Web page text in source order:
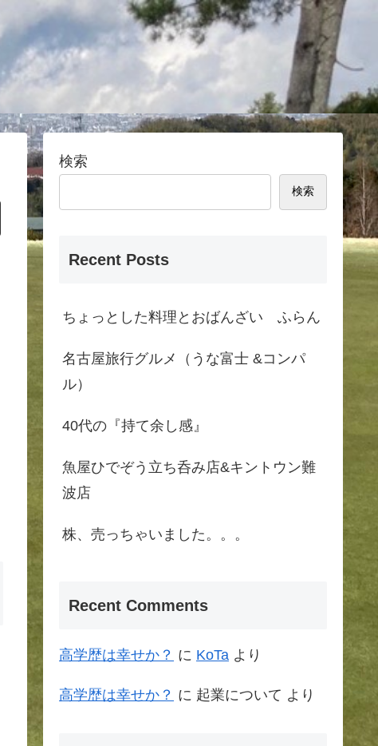
検索
検索
Recent Posts
ちょっとした料理とおばんざい ふらん
名古屋旅行グルメ（うな富士 &コンパ
ル）
40代の『持て余し感』
魚屋ひでぞう立ち呑み店&キントウン難
波店
株、売っちゃいました。。。
Recent Comments
高学歴は幸せか？ に KoTa より
高学歴は幸せか？ に 起業について より